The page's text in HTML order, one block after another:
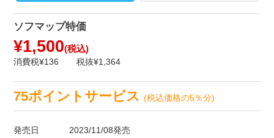
ソフマップ特価
¥1,500(税込)
消費税¥136 税抜¥1,364
75ポイントサービス(税込価格の5％分)
発売日 2023/11/08発売